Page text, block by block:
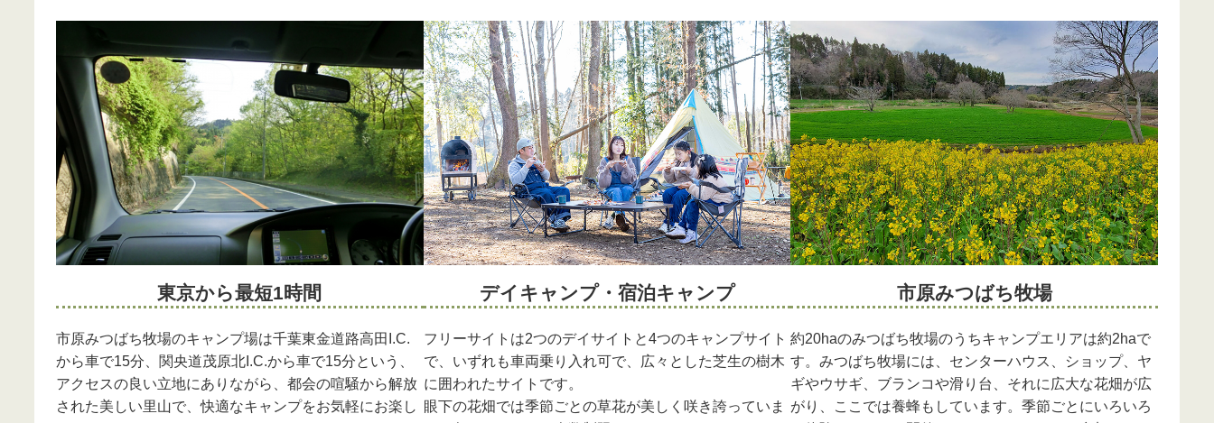
東京から最短1時間
市原みつばち牧場のキャンプ場は千葉東金道路高田I.C.
から車で15分、関央道茂原北I.C.から車で15分という、
アクセスの良い立地にありながら、都会の喧騒から解放
された美しい里山で、快適なキャンプをお気軽にお楽し
デイキャンプ・宿泊キャンプ
フリーサイトは2つのデイサイトと4つのキャンプサイト
で、いずれも車両乗り入れ可で、広々とした芝生の樹木
に囲われたサイトです。
眼下の花畑では季節ごとの草花が美しく咲き誇っていま
市原みつばち牧場
約20haのみつばち牧場のうちキャンプエリアは約2haで
す。みつばち牧場には、センターハウス、ショップ、ヤ
ギやウサギ、ブランコや滑り台、それに広大な花畑が広
がり、ここでは養蜂もしています。季節ごとにいろいろ